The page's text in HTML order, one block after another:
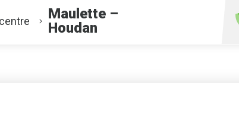
Maulette –
Houdan